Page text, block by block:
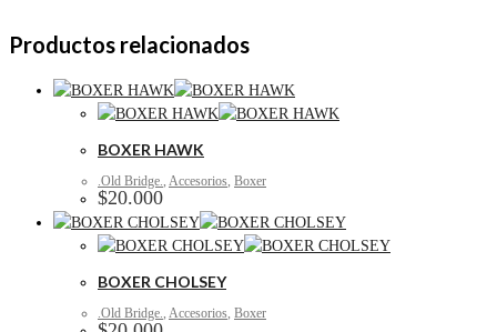
Productos relacionados
BOXER HAWK
.Old Bridge. Accesorios Boxer
$20.000
BOXER CHOLSEY
.Old Bridge., Accesorios, Boxer